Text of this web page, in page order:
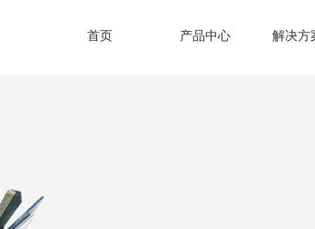
首页 产品中心 解决方